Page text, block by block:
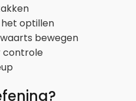
het optillen
bewegen
controle